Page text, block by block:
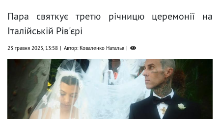
Пара святкує третю річницю церемонії на
Італійській Рів'єрі
23 травня 2025, 13:58 Автор: Коваленко Наталья